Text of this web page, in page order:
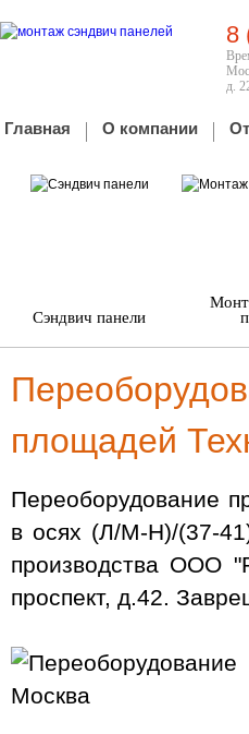
8
д.
Главная О компании
Сэндвич панели
площадей
Переоборудование
в осях (Л/М-Н)/(37-
производства ООО
проспект, д.42.